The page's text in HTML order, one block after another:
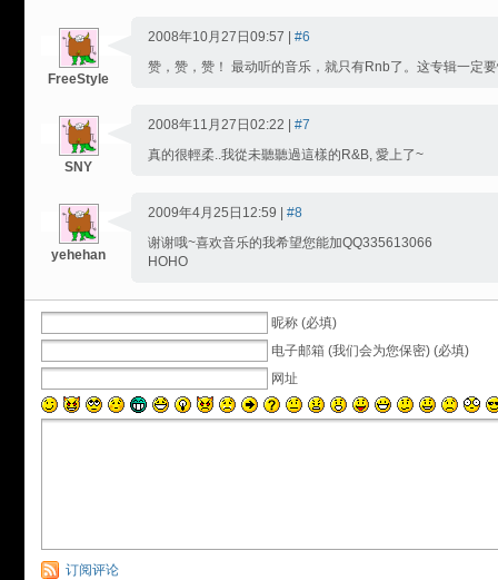
FreeStyle
2008年10月27日09:57 | #6
赞，赞，赞！ 最动听的音乐，就只有Rnb了。这专辑一定
SNY
2008年11月27日02:22 | #7
真的很輕柔..我從未聽聽過這樣的R&B, 愛上了~
yehehan
2009年4月25日12:59 | #8
谢谢哦~喜欢音乐的我希望您能加QQ335613066
HOHO
昵称 (必填)
电子邮箱 (我们会为您保密) (必填)
网址
订阅评论